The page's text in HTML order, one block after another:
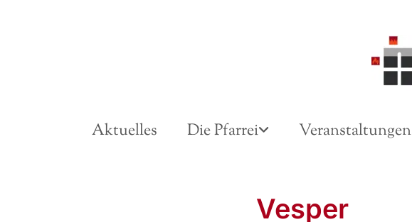
Aktuelles Die Pfarrei Veranstaltungen
Vesper